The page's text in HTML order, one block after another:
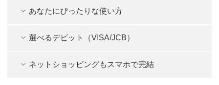
何歳から持てる？
15歳(中学生を除く)から
あなたにぴったりな使い方
選べるデビット（VISA/JCB）
ネットショッピングもスマホで完結